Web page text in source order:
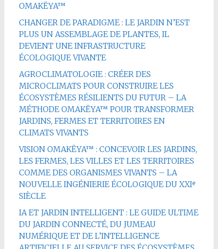
OMAKËYA™
CHANGER DE PARADIGME : LE JARDIN N’EST
PLUS UN ASSEMBLAGE DE PLANTES, IL
DEVIENT UNE INFRASTRUCTURE
ÉCOLOGIQUE VIVANTE
AGROCLIMATOLOGIE : CRÉER DES
MICROCLIMATS POUR CONSTRUIRE LES
ÉCOSYSTÈMES RÉSILIENTS DU FUTUR – LA
MÉTHODE OMAKËYA™ POUR TRANSFORMER
JARDINS, FERMES ET TERRITOIRES EN
CLIMATS VIVANTS
VISION OMAKËYA™ : CONCEVOIR LES JARDINS,
LES FERMES, LES VILLES ET LES TERRITOIRES
COMME DES ORGANISMES VIVANTS – LA
NOUVELLE INGÉNIERIE ÉCOLOGIQUE DU XXIᵉ
SIÈCLE
IA ET JARDIN INTELLIGENT : LE GUIDE ULTIME
DU JARDIN CONNECTÉ, DU JUMEAU
NUMÉRIQUE ET DE L’INTELLIGENCE